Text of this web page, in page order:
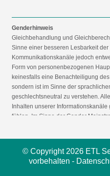
Genderhinweis
Gleichbehandlung und
Sinne einer besseren Lesbarkeit
Kommunikationskanäle jedoch
Form von personenbezogenen
keinesfalls eine Benachteiligung
sondern ist im Sinne der
geschlechtsneutral zu verstehen.
Inhalten unserer
fühlen. Im Sinne der Gender
© Copyright 2026 ETL
vorbehalten -